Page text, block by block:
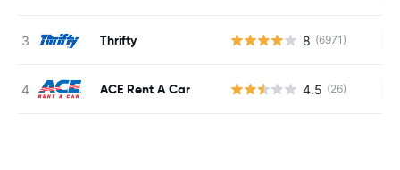
Thrifty 8 (6971)
ACE Rent A Car 4.5 (26)